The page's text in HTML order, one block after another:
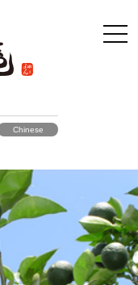
Chinese